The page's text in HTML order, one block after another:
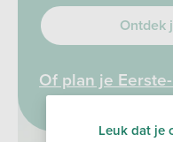
Ontdek
Of plan je
Leuk dat je